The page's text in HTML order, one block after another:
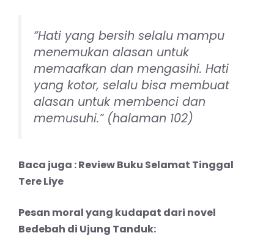
“Hati yang bersih selalu mampu
menemukan alasan untuk
memaafkan dan mengasihi. Hati
yang kotor, selalu bisa membuat
alasan untuk membenci dan
memusuhi.” (halaman 102)
Baca juga :Review Buku Selamat Tinggal
Tere Liye
Pesan moral yang kudapat dari novel
Bedebah di Ujung Tanduk: